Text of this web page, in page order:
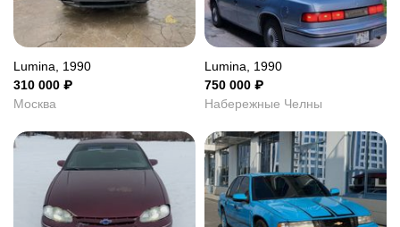
Lumina, 1990
310 000 ₽
Москва
Lumina, 1990
750 000 ₽
Набережные Челны